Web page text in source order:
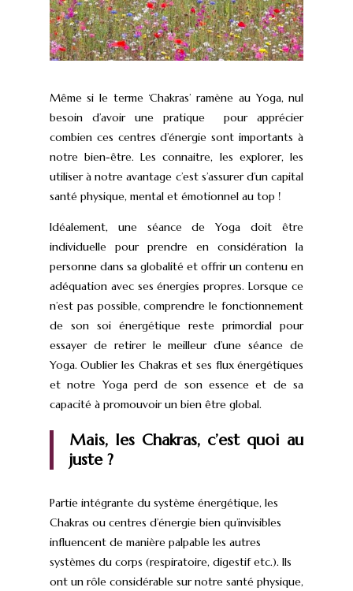
Même si le terme ‘Chakras’ ramène au Yoga, nul
besoin d’avoir une pratique pour apprécier
combien ces centres d’énergie sont importants à
notre bien-être. Les connaitre, les explorer, les
utiliser à notre avantage c’est s’assurer d’un capital
santé physique, mental et émotionnel au top !
Idéalement, une séance de Yoga doit être
individuelle pour prendre en considération la
personne dans sa globalité et offrir un contenu en
adéquation avec ses énergies propres. Lorsque ce
n’est pas possible, comprendre le fonctionnement
de son soi énergétique reste primordial pour
essayer de retirer le meilleur d’une séance de
Yoga. Oublier les Chakras et ses flux énergétiques
et notre Yoga perd de son essence et de sa
capacité à promouvoir un bien être global.
Mais, les Chakras, c’est quoi au
juste ?
Partie intégrante du système énergétique, les
Chakras ou centres d’énergie bien qu’invisibles
influencent de manière palpable les autres
systèmes du corps (respiratoire, digestif etc.). Ils
ont un rôle considérable sur notre santé physique,